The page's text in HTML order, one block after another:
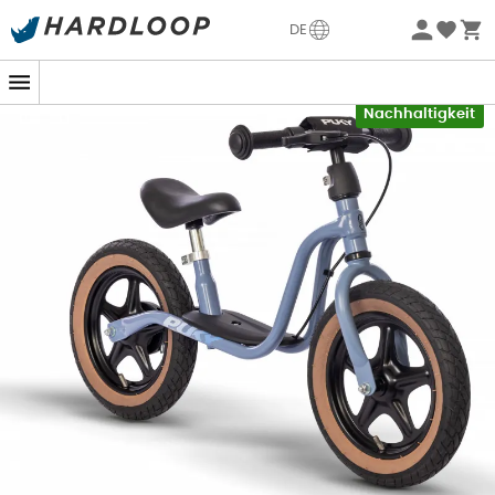
DE
Sommerangebote🔥 -5% EXTRA ab 2 Produkten* Code
Nachhaltigkeit
Puky LR 1L BRsind wartungsfrei und bieten
gleichzeitig eine hervorragende Haftung und Laufruhe.
Sicherheitsgriffedie Hände